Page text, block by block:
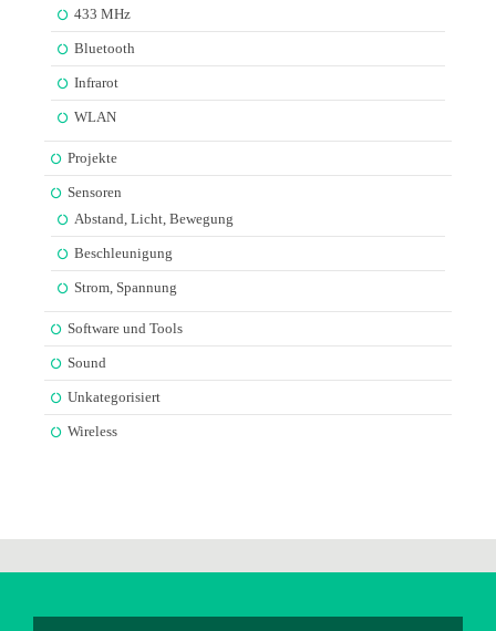
433 MHz
Bluetooth
Infrarot
WLAN
Projekte
Sensoren
Abstand, Licht, Bewegung
Beschleunigung
Strom, Spannung
Software und Tools
Sound
Unkategorisiert
Wireless